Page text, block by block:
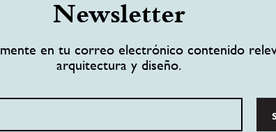
Newsletter
en tu correo electrónico contenido
arquitectura y diseño.